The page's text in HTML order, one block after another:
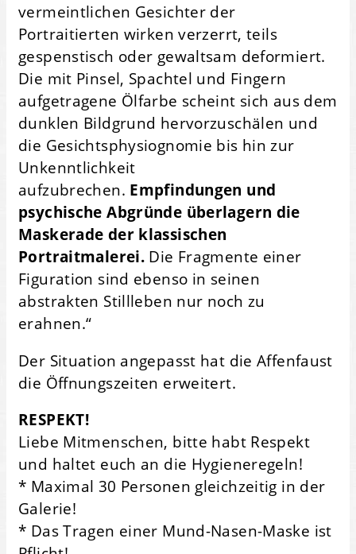
vermeintlichen Gesichter der
Portraitierten wirken verzerrt, teils
gespenstisch oder gewaltsam deformiert.
Die mit Pinsel, Spachtel und Fingern
aufgetragene Ölfarbe scheint sich aus dem
dunklen Bildgrund hervorzuschälen und
die Gesichtsphysiognomie bis hin zur
Unkenntlichkeit
aufzubrechen. Empfindungen und
psychische Abgründe überlagern die
Maskerade der klassischen
Portraitmalerei. Die Fragmente einer
Figuration sind ebenso in seinen
abstrakten Stillleben nur noch zu
erahnen.“
Der Situation angepasst hat die Affenfaust
die Öffnungszeiten erweitert.
RESPEKT!
Liebe Mitmenschen, bitte habt Respekt
und haltet euch an die Hygieneregeln!
* Maximal 30 Personen gleichzeitig in der
Galerie!
* Das Tragen einer Mund-Nasen-Maske ist